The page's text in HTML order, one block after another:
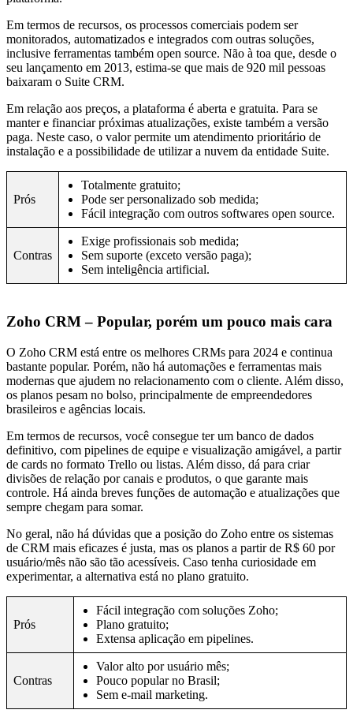
Em termos de recursos, os processos comerciais podem ser
monitorados, automatizados e integrados com outras soluções,
inclusive ferramentas também open source. Não à toa que, desde o
seu lançamento em 2013, estima-se que mais de 920 mil pessoas
baixaram o Suite CRM.
Em relação aos preços, a plataforma é aberta e gratuita. Para se
manter e financiar próximas atualizações, existe também a versão
paga. Neste caso, o valor permite um atendimento prioritário de
instalação e a possibilidade de utilizar a nuvem da entidade Suite.
Prós
Totalmente gratuito;
Pode ser personalizado sob medida;
Fácil integração com outros softwares open source.
Contras
Exige profissionais sob medida;
Sem suporte (exceto versão paga);
Sem inteligência artificial.
Zoho CRM – Popular, porém um pouco mais cara
O Zoho CRM está entre os melhores CRMs para 2024 e continua
bastante popular. Porém, não há automações e ferramentas mais
modernas que ajudem no relacionamento com o cliente. Além disso,
os planos pesam no bolso, principalmente de empreendedores
brasileiros e agências locais.
Em termos de recursos, você consegue ter um banco de dados
definitivo, com pipelines de equipe e visualização amigável, a partir
de cards no formato Trello ou listas. Além disso, dá para criar
divisões de relação por canais e produtos, o que garante mais
controle. Há ainda breves funções de automação e atualizações que
sempre chegam para somar.
No geral, não há dúvidas que a posição do Zoho entre os sistemas
de CRM mais eficazes é justa, mas os planos a partir de R$ 60 por
usuário/mês não são tão acessíveis. Caso tenha curiosidade em
experimentar, a alternativa está no plano gratuito.
Prós
Fácil integração com soluções Zoho;
Plano gratuito;
Extensa aplicação em pipelines.
Contras
Valor alto por usuário mês;
Pouco popular no Brasil;
Sem e-mail marketing.